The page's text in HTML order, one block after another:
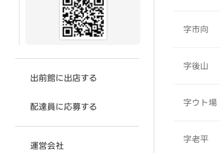
出前館に出店する
配達員に応募する
運営会社
字市向
字後山
字ウト場
字老平